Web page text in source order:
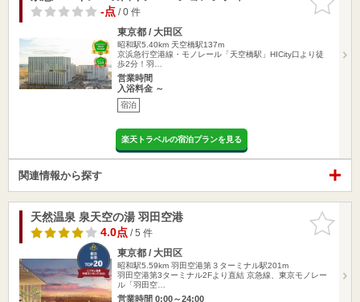
りに追加
-点/ 0 件
東京都 / 大田区
昭和駅5.40km 天空橋駅137m
京浜急行空港線・モノレール「天空橋駅」HICity口より徒
歩2分！羽…
営業時間
入浴料金 ～
宿泊
楽天トラベルの宿泊プランを見る
関連情報から探す
お気に入
りに追加
天然温泉 泉天空の湯 羽田空港
4.0点/ 5 件
東京都 / 大田区
昭和駅5.59km 羽田空港第３ターミナル駅201m
羽田空港第3ターミナル2Fより直結 京急線、東京モノレー
ル「羽田空…
営業時間 0:00～24:00